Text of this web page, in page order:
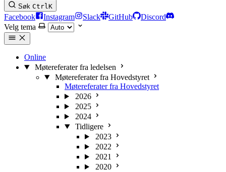
Søk CtrlK
Facebook Instagram Slack GitHub
Discord
Velg tema
Online
Møtereferater fra ledelsen
Møtereferater fra Hovedstyret
Møtereferater fra Hovedstyret
2026
2025
2024
Tidligere
2023
2022
2021
2020